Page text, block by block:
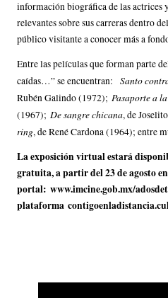
información biográfica de las actrices
relevantes sobre sus carreras dentro
público visitante a conocer más a
Entre las películas que forman parte
caídas…” se encuentran: Santo
Rubén Galindo (1972); Pasaporte a
(1967); De sangre chicana, de
ring, de René Cardona (1964); entre
La exposición virtual estará
gratuita, a partir del 23 de agosto
portal: www.imcine.gob.mx/
plataforma